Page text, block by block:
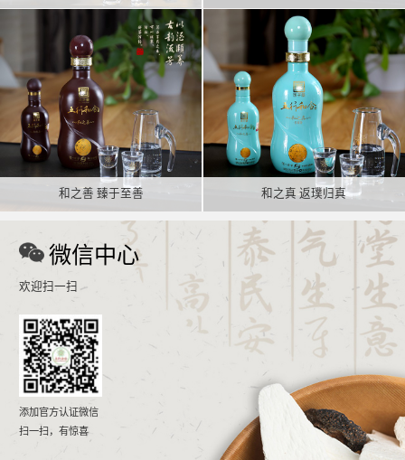
和之善 臻于至善 和之真 返璞归真
微信中心
欢迎扫一扫
添加官方认证微信
扫一扫，有惊喜